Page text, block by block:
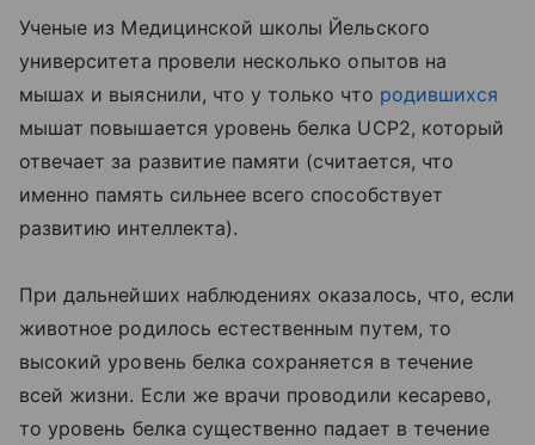
Ученые из Медицинской школы Йельского
университета провели несколько опытов на
мышах и выяснили, что у только что родившихся
мышат повышается уровень белка UCP2, который
отвечает за развитие памяти (считается, что
именно память сильнее всего способствует
развитию интеллекта).
При дальнейших наблюдениях оказалось, что, если
животное родилось естественным путем, то
высокий уровень белка сохраняется в течение
всей жизни. Если же врачи проводили кесарево,
то уровень белка существенно падает в течение